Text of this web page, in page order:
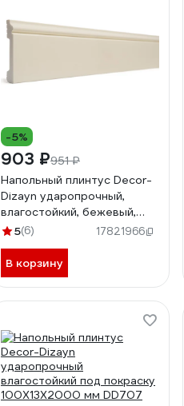
-5%
903 ₽951 ₽
Напольный плинтус Decor-
Dizayn ударопрочный,
влагостойкий, бежевый,
79х13х2400 мм 005-74
5(6) 17821966
В корзину